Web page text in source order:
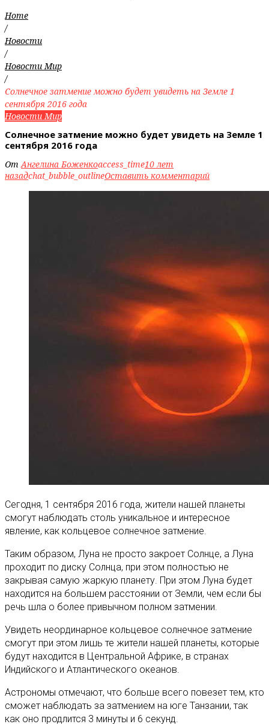
Home
/
Новости
/
Новости Мир
/
Солнечное затмение можно будет увидеть на Земле 1
сентября 2016 года
Новости Мир
Солнечное затмение можно будет увидеть на Земле 1
сентября 2016 года
ОтАнгелина Боженкоaccess_time10 лет
назадchat_bubble_outlineОставить комментарий
Сегодня, 1 сентября 2016 года, жители нашей планеты
смогут наблюдать столь уникальное и интересное
явление, как кольцевое солнечное затмение.
Таким образом, Луна не просто закроет Солнце, а Луна
проходит по диску Солнца, при этом полностью не
закрывая самую жаркую планету. При этом Луна будет
находится на большем расстоянии от Земли, чем если бы
речь шла о более привычном полном затмении.
Увидеть неординарное кольцевое солнечное затмение
смогут при этом лишь те жители нашей планеты, которые
будут находится в Центральной Африке, в странах
Индийского и Атлантического океанов.
Астрономы отмечают, что больше всего повезет тем, кто
сможет наблюдать за затмением на юге Танзании, так
как оно продлится 3 минуты и 6 секунд.